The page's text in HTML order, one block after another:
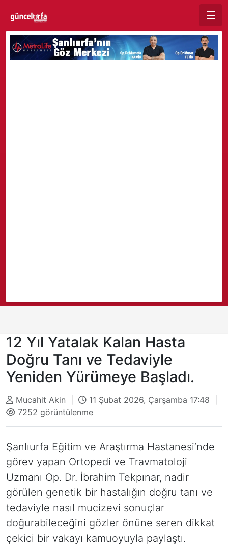
12 Yıl Yatalak Kalan Hasta
Doğru Tanı ve Tedaviyle
Yeniden Yürümeye Başladı.
Mucahit Akin |
11 Şubat 2026, Çarşamba 17:48 |
7252 görüntülenme
Şanlıurfa Eğitim ve Araştırma Hastanesi’nde
görev yapan Ortopedi ve Travmatoloji
Uzmanı Op. Dr. İbrahim Tekpınar, nadir
görülen genetik bir hastalığın doğru tanı ve
tedaviyle nasıl mucizevi sonuçlar
doğurabileceğini gözler önüne seren dikkat
çekici bir vakayı kamuoyuyla paylaştı.